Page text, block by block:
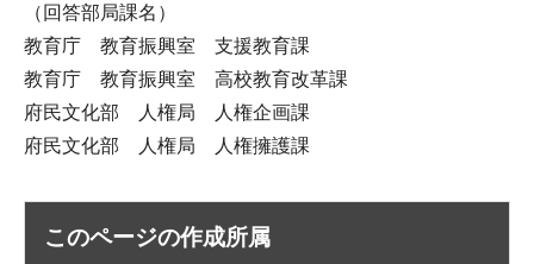
（回答部局課名）
教育庁 教育振興室 支援教育課
教育庁 教育振興室 高校教育改革課
府民文化部 人権局 人権企画課
府民文化部 人権局 人権擁護課
このページの作成所属